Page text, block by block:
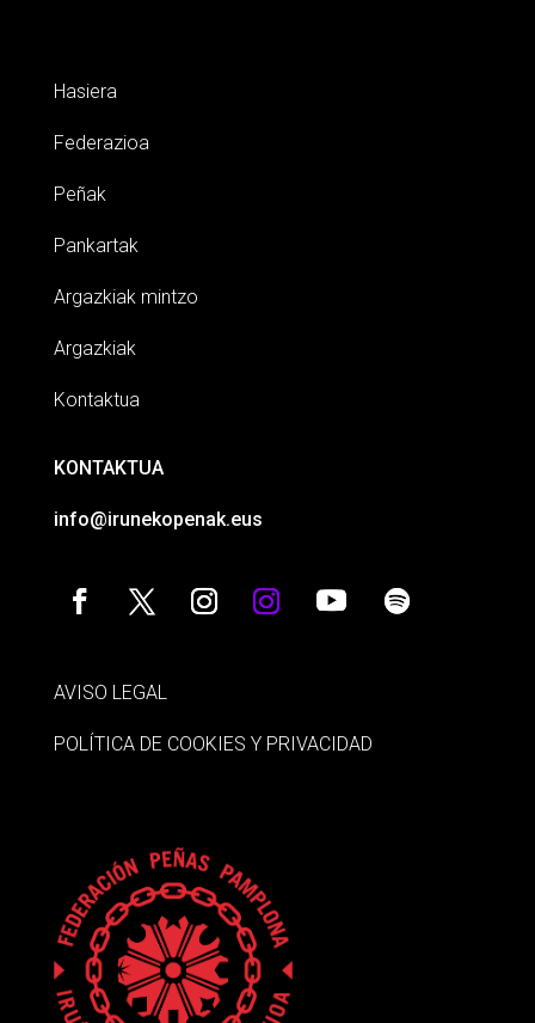
Hasiera
Federazioa
Peñak
Pankartak
Argazkiak mintzo
Argazkiak
Kontaktua
KONTAKTUA
info@irunekopenak.eus
AVISO LEGAL
POLÍTICA DE COOKIES Y PRIVACIDAD